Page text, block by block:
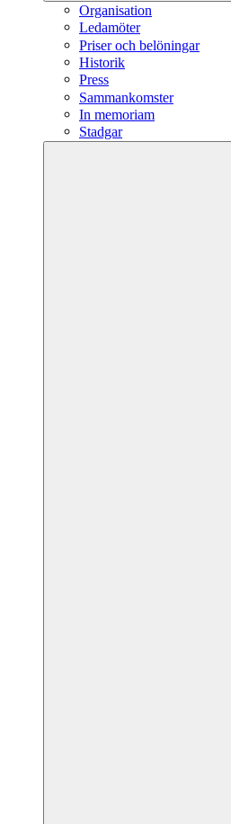
Organisation
Ledamöter
Priser och belöningar
Historik
Press
Sammankomster
In memoriam
Stadgar